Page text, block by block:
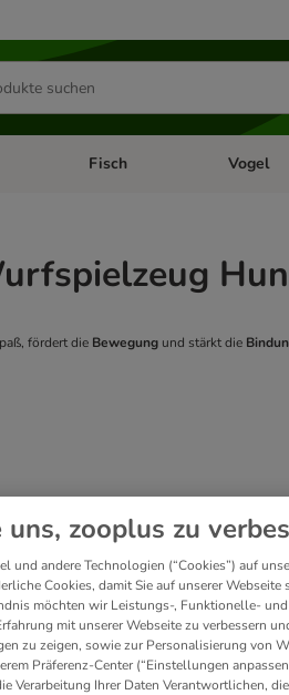
öffnen: Hundefutter & Zubehör
Kategorie-Menü öffnen: Kleintier
Fisch Vogel
fördert die Bewegung und stärkt die
Unser Favorit
zooplus zu
und andere Technologien (“Cookies”) auf
Cookies, damit Sie auf unserer Webseite
möchten wir Leistungs-, Funktionelle-
mit unserer Webseite zu verbessern
zu zeigen, sowie zur Personalisierung von
Präferenz-Center (“Einstellungen
Verarbeitung Ihrer Daten Verantwortlichen,